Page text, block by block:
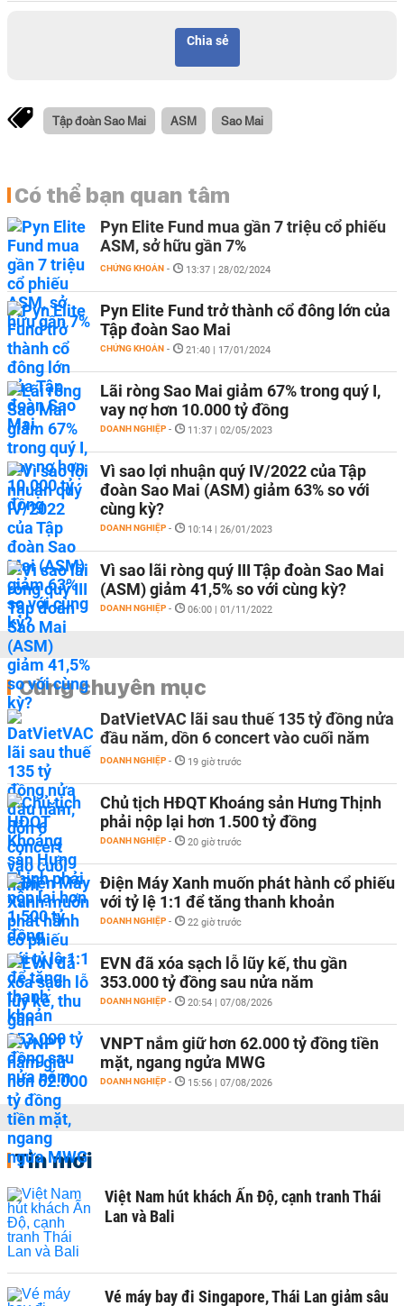
Chia sẻ
Tập đoàn Sao Mai ASM Sao Mai
Có thể bạn quan tâm
Pyn Elite Fund mua gần 7 triệu cổ phiếu
ASM, sở hữu gần 7%
CHỨNG KHOÁN - 13:37 | 28/02/2024
Pyn Elite Fund trở thành cổ đông lớn của
Tập đoàn Sao Mai
CHỨNG KHOÁN - 21:40 | 17/01/2024
Lãi ròng Sao Mai giảm 67% trong quý I,
vay nợ hơn 10.000 tỷ đồng
DOANH NGHIỆP - 11:37 | 02/05/2023
Vì sao lợi nhuận quý IV/2022 của Tập
đoàn Sao Mai (ASM) giảm 63% so với
cùng kỳ?
DOANH NGHIỆP - 10:14 | 26/01/2023
Vì sao lãi ròng quý III Tập đoàn Sao Mai
(ASM) giảm 41,5% so với cùng kỳ?
DOANH NGHIỆP - 06:00 | 01/11/2022
Cùng chuyên mục
DatVietVAC lãi sau thuế 135 tỷ đồng nửa
đầu năm, dồn 6 concert vào cuối năm
DOANH NGHIỆP - 19 giờ trước
Chủ tịch HĐQT Khoáng sản Hưng Thịnh
phải nộp lại hơn 1.500 tỷ đồng
DOANH NGHIỆP - 20 giờ trước
Điện Máy Xanh muốn phát hành cổ phiếu
với tỷ lệ 1:1 để tăng thanh khoản
DOANH NGHIỆP - 22 giờ trước
EVN đã xóa sạch lỗ lũy kế, thu gần
353.000 tỷ đồng sau nửa năm
DOANH NGHIỆP - 20:54 | 07/08/2026
VNPT nắm giữ hơn 62.000 tỷ đồng tiền
mặt, ngang ngửa MWG
DOANH NGHIỆP - 15:56 | 07/08/2026
Tin mới
Việt Nam hút khách Ấn Độ, cạnh tranh Thái
Lan và Bali
Vé máy bay đi Singapore, Thái Lan giảm sâu